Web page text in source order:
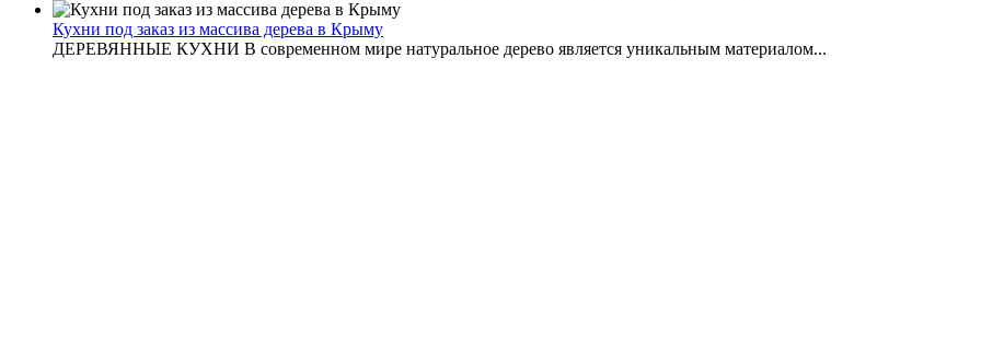
Кухни под заказ из массива дерева в Крыму
ДЕРЕВЯННЫЕ КУХНИ В современном мире натуральное дерево является уникальным материалом...